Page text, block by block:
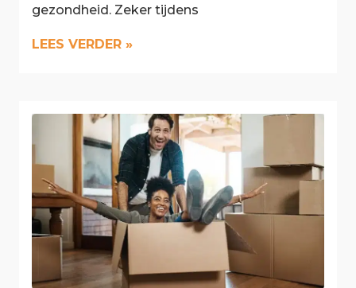
gezondheid. Zeker tijdens
LEES VERDER »